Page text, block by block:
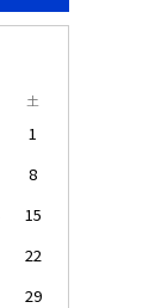
土
1
8
15
22
29